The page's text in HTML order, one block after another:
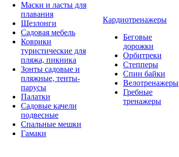
Маски и ласты для
плавания
Шезлонги
Садовая мебель
Коврики
туристические для
пляжа, пикника
Зонты садовые и
пляжные, тенты-
парусы
Палатки
Садовые качели
подвесные
Спальные мешки
Гамаки
Кардиотренажеры
Беговые
дорожки
Орбитреки
Степперы
Спин байки
Велотренажеры
Гребные
тренажеры